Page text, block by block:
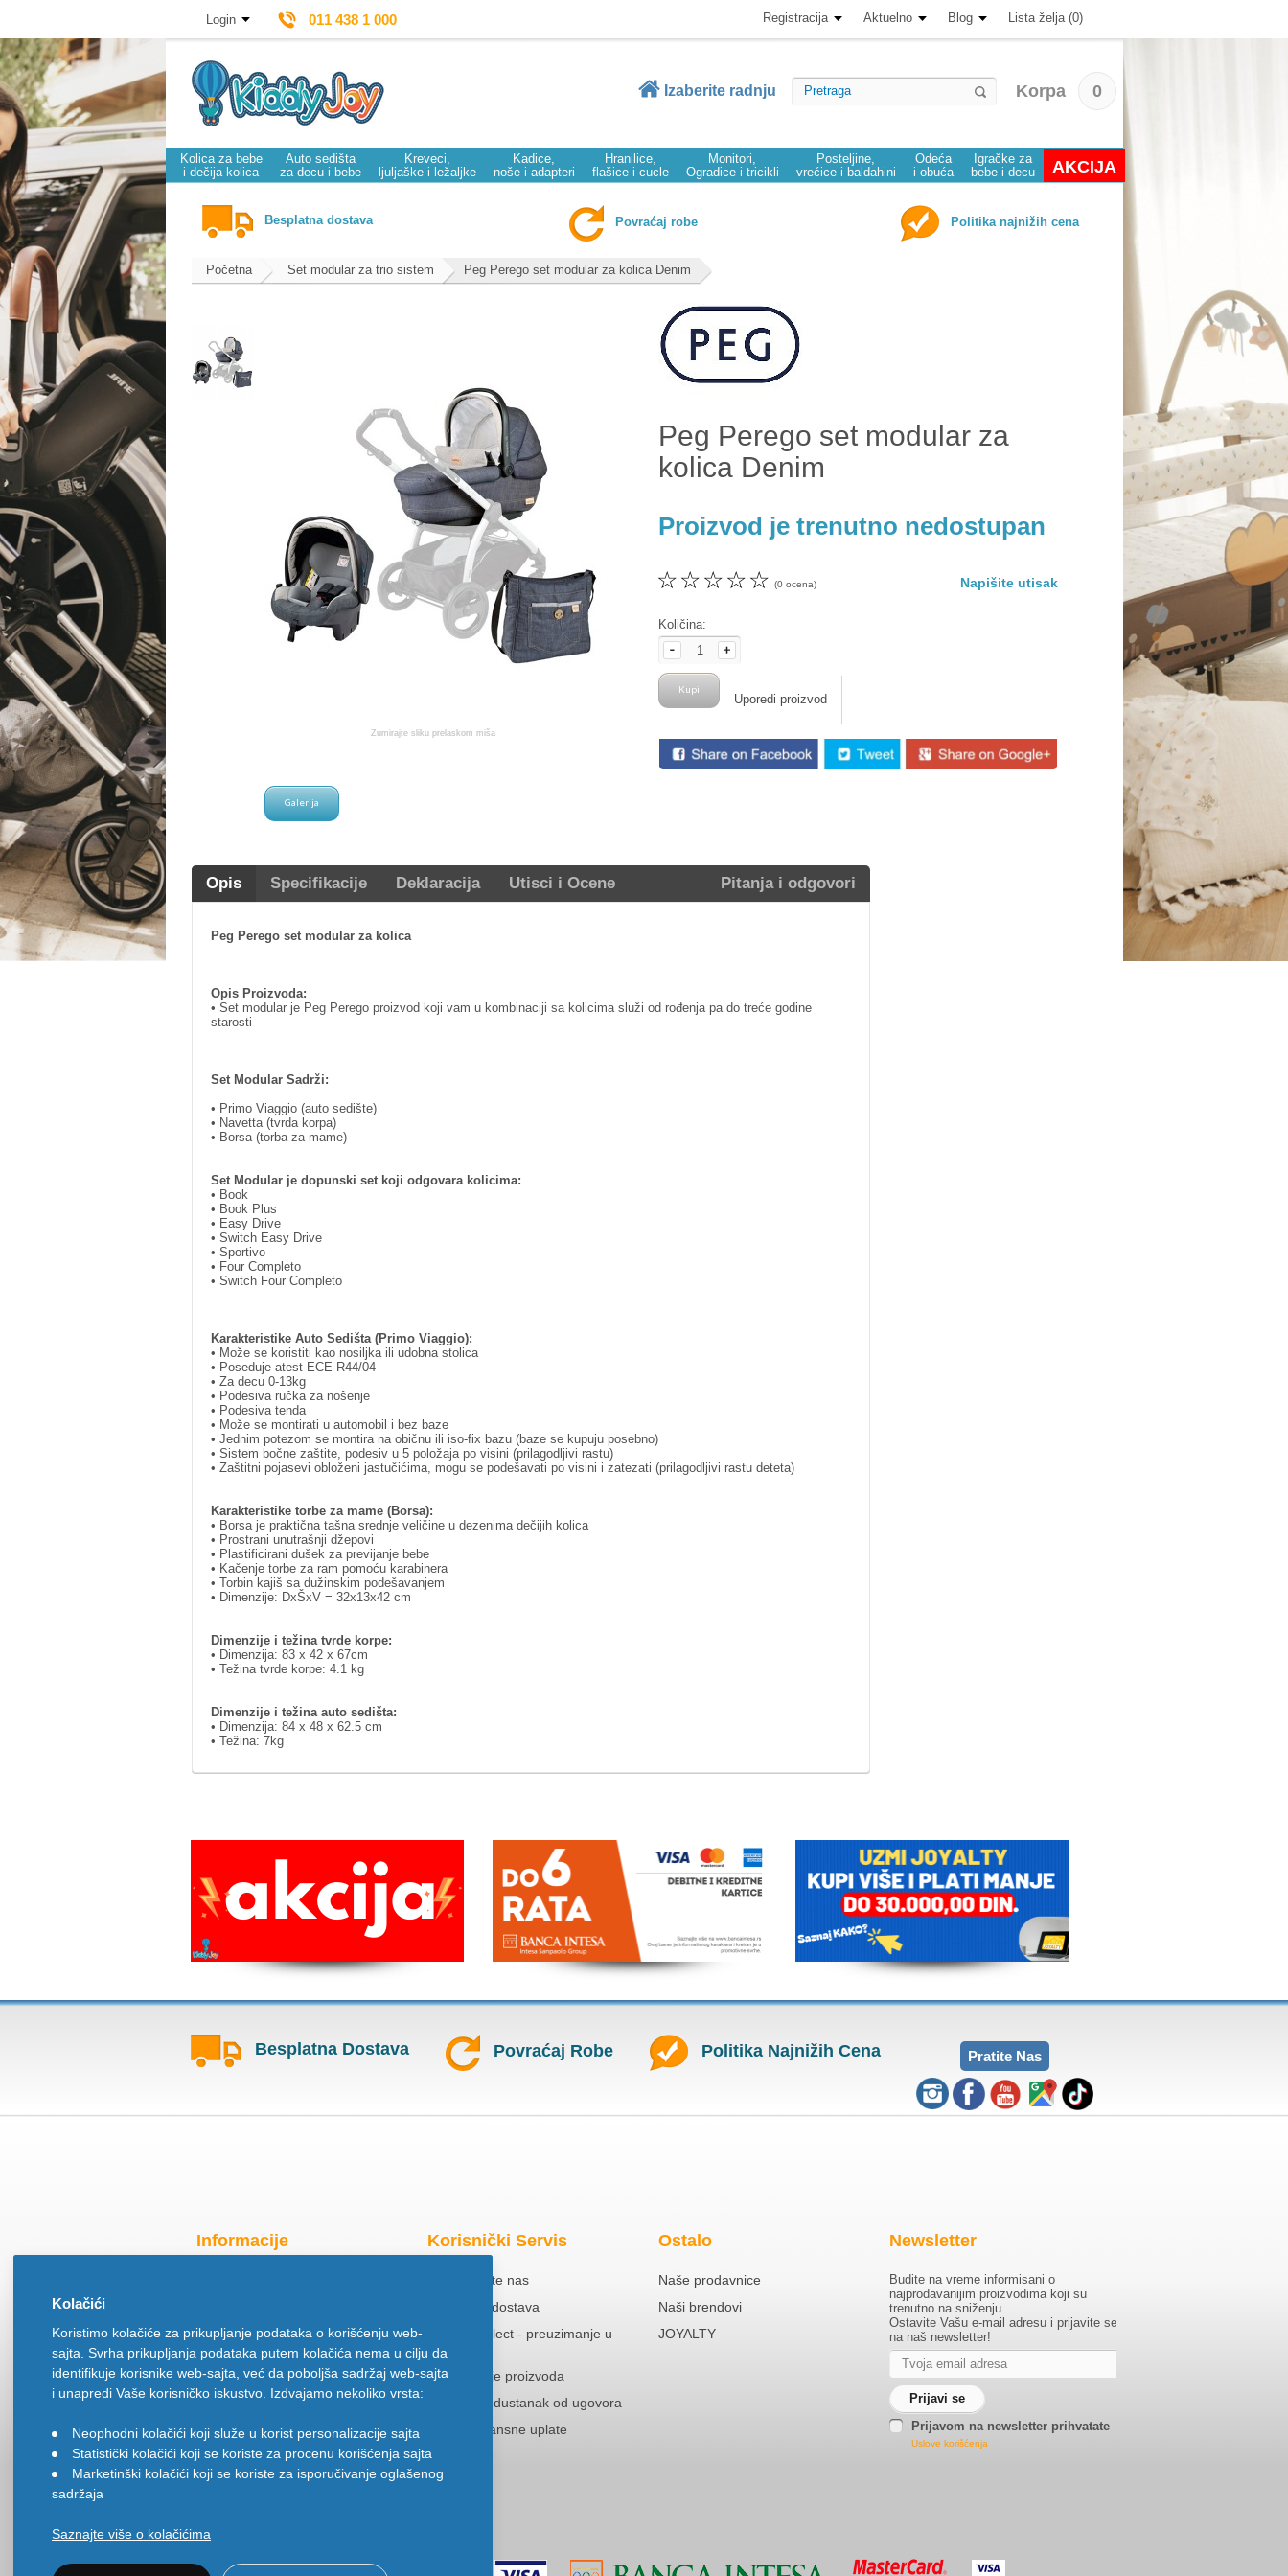
Login 011 438 1 000 Registracija Aktuelno Blog Lista želja (0)
Izaberite radnju Korpa 0
Kolica za bebe
i dečija kolica
Auto sedišta
za decu i bebe
Kreveci,
ljuljaške i ležaljke
Kadice,
noše i adapteri
Hranilice,
flašice i cucle
Monitori,
Ogradice i tricikli
Posteljine,
vrećice i baldahini
Odeća
i obuća
Igračke za
bebe i decu
AKCIJA
Besplatna dostava Povraćaj robe Politika najnižih cena
Početna Set modular za trio sistem Peg Perego set modular za kolica Denim
Peg Perego set modular za
kolica Denim
Proizvod je trenutno nedostupan
☆
☆
☆
☆
☆ (0 ocena) Napišite utisak
Količina:
Uporedi proizvod
Opis Specifikacije Deklaracija Utisci i Ocene Pitanja i odgovori
Peg Perego set modular za kolica
Opis Proizvoda:
• Set modular je Peg Perego proizvod koji vam u kombinaciji sa kolicima služi od rođenja pa do treće godine
starosti
Set Modular Sadrži:
• Primo Viaggio (auto sedište)
• Navetta (tvrda korpa)
• Borsa (torba za mame)
Set Modular je dopunski set koji odgovara kolicima:
• Book
• Book Plus
• Easy Drive
• Switch Easy Drive
• Sportivo
• Four Completo
• Switch Four Completo
Karakteristike Auto Sedišta (Primo Viaggio):
• Može se koristiti kao nosiljka ili udobna stolica
• Poseduje atest ECE R44/04
• Za decu 0-13kg
• Podesiva ručka za nošenje
• Podesiva tenda
• Može se montirati u automobil i bez baze
• Jednim potezom se montira na običnu ili iso-fix bazu (baze se kupuju posebno)
• Sistem bočne zaštite, podesiv u 5 položaja po visini (prilagodljivi rastu)
• Zaštitni pojasevi obloženi jastučićima, mogu se podešavati po visini i zatezati (prilagodljivi rastu deteta)
Karakteristike torbe za mame (Borsa):
• Borsa je praktična tašna srednje veličine u dezenima dečijih kolica
• Prostrani unutrašnji džepovi
• Plastificirani dušek za previjanje bebe
• Kačenje torbe za ram pomoću karabinera
• Torbin kajiš sa dužinskim podešavanjem
• Dimenzije: DxŠxV = 32x13x42 cm
Dimenzije i težina tvrde korpe:
• Dimenzija: 83 x 42 x 67cm
• Težina tvrde korpe: 4.1 kg
Dimenzije i težina auto sedišta:
• Dimenzija: 84 x 48 x 62.5 cm
• Težina: 7kg
Besplatna Dostava Povraćaj Robe Politika Najnižih Cena Pratite Nas
Informacije
Način isporuke
Načini plaćanja
Politika privatnosti
Uslovi korišćenja
Ugovor na daljinu
Korisnički Servis
Kontaktirajte nas
Besplatna dostava
Click & Collect - preuzimanje u
prodavnici
Reklamacije proizvoda
Pravo na odustanak od ugovora
Politika Avansne uplate
Ostalo
Naše prodavnice
Naši brendovi
JOYALTY
Newsletter
Budite na vreme informisani o
najprodavanijim proizvodima koji su
trenutno na sniženju.
Ostavite Vašu e-mail adresu i prijavite se
na naš newsletter!
Prijavom na newsletter prihvatate
Uslove korišćenja
Kolačići
Koristimo kolačiće za prikupljanje podataka o korišćenju web-
sajta. Svrha prikupljanja podataka putem kolačića nema u cilju da
identifikuje korisnike web-sajta, već da poboljša sadržaj web-sajta
i unapredi Vaše korisničko iskustvo. Izdvajamo nekoliko vrsta:
•
Neophodni kolačići koji služe u korist personalizacije sajta
•
Statistički kolačići koji se koriste za procenu korišćenja sajta
•
Marketinški kolačići koji se koriste za isporučivanje oglašenog
sadržaja
Saznajte više o kolačićima